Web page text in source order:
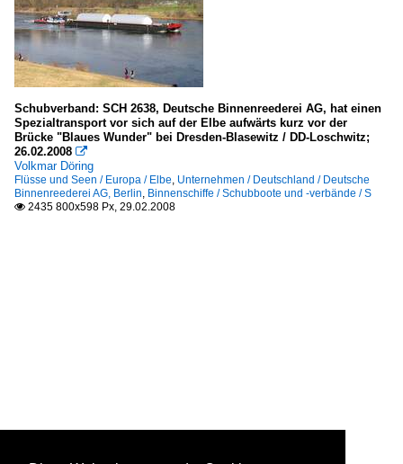
Schubverband: SCH 2638, Deutsche Binnenreederei AG, hat einen
Spezialtransport vor sich auf der Elbe aufwärts kurz vor der
Brücke "Blaues Wunder" bei Dresden-Blasewitz / DD-Loschwitz;
26.02.2008 
Volkmar Döring
Flüsse und Seen / Europa / Elbe, Unternehmen / Deutschland / Deutsche
Binnenreederei AG, Berlin, Binnenschiffe / Schubboote und -verbände / S
 2435 800x598 Px, 29.02.2008